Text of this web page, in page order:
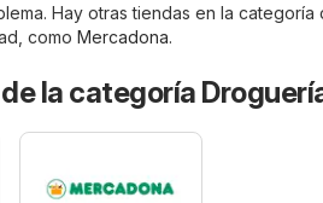
Hay otras tiendas en la categoría
como Mercadona.
la categoría